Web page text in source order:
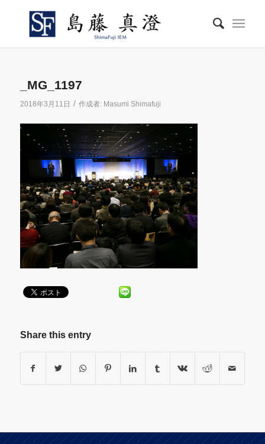
_MG_1197
2018年3月11日 / 作成者: Masumi Shimafuji
Share this entry